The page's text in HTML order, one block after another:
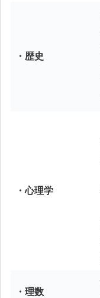
・歴史
・心理学
・理数